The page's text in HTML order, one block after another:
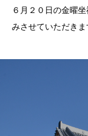
６月２０日の金曜
みさせていただきま